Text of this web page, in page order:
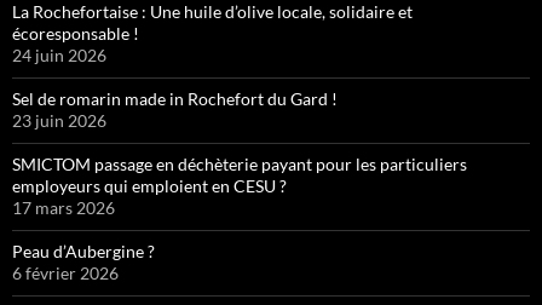
La Rochefortaise : Une huile d’olive locale, solidaire et
écoresponsable !
24 juin 2026
Sel de romarin made in Rochefort du Gard !
23 juin 2026
SMICTOM passage en déchèterie payant pour les particuliers
employeurs qui emploient en CESU ?
17 mars 2026
Peau d’Aubergine ?
6 février 2026